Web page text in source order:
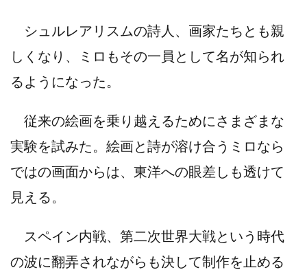
シュルレアリスムの詩⼈、画家たちとも親
しくなり、ミロもその⼀員として名が知られ
るようになった。
従来の絵画を乗り越えるためにさまざまな
実験を試みた。絵画と詩が溶け合うミロなら
ではの画⾯からは、東洋への眼差しも透けて
⾒える。
スペイン内戦、第⼆次世界⼤戦という時代
の波に翻弄されながらも決して制作を⽌める